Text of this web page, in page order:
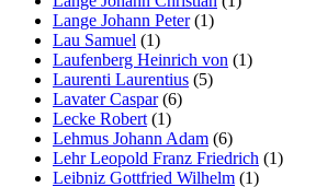
Lange Johann Peter(1)
Lau Samuel (1)
Laufenberg Heinrich von (1)
Laurenti Laurentius (5)
Lavater Caspar(6)
Lecke Robert (1)
Lehmus Johann Adam (6)
Lehr Leopold Franz Friedrich (1)
Leibniz Gottfried Wilhelm (1)